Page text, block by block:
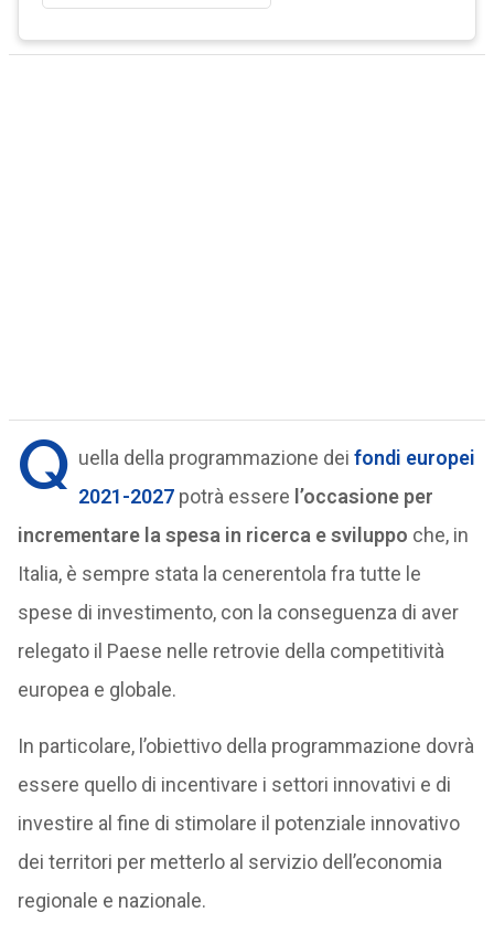
Q uella della programmazione dei fondi europei
2021-2027 potrà essere l’occasione per
incrementare la spesa in ricerca e sviluppo che, in
Italia, è sempre stata la cenerentola fra tutte le
spese di investimento, con la conseguenza di aver
relegato il Paese nelle retrovie della competitività
europea e globale.
In particolare, l’obiettivo della programmazione dovrà
essere quello di incentivare i settori innovativi e di
investire al fine di stimolare il potenziale innovativo
dei territori per metterlo al servizio dell’economia
regionale e nazionale.